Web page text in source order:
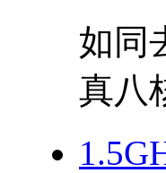
如同
真八